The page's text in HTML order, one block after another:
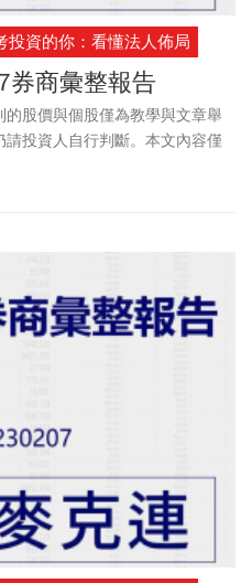
資的你：看懂法人佈局
券商彙整報告
股價與個股僅為教學與文章舉
投資人自行判斷。本文內容僅
何翻印、轉載，或以任何型態